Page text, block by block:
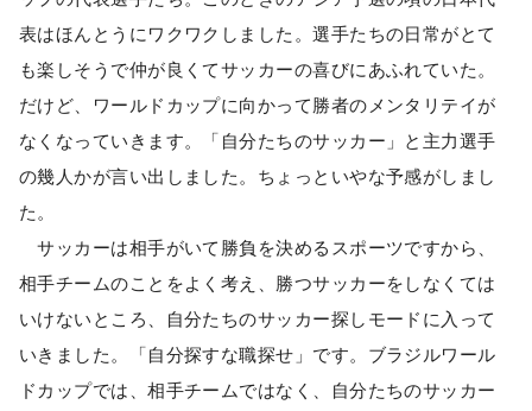
表はほんとうにワクワクしました。選手たちの日常がとて
も楽しそうで仲が良くてサッカーの喜びにあふれていた。
だけど、ワールドカップに向かって勝者のメンタリテイが
なくなっていきます。「自分たちのサッカー」と主力選手
の幾人かが言い出しました。ちょっといやな予感がしまし
た。
サッカーは相手がいて勝負を決めるスポーツですから、
相手チームのことをよく考え、勝つサッカーをしなくては
いけないところ、自分たちのサッカー探しモードに入って
いきました。「自分探すな職探せ」です。ブラジルワール
ドカップでは、相手チームではなく、自分たちのサッカー